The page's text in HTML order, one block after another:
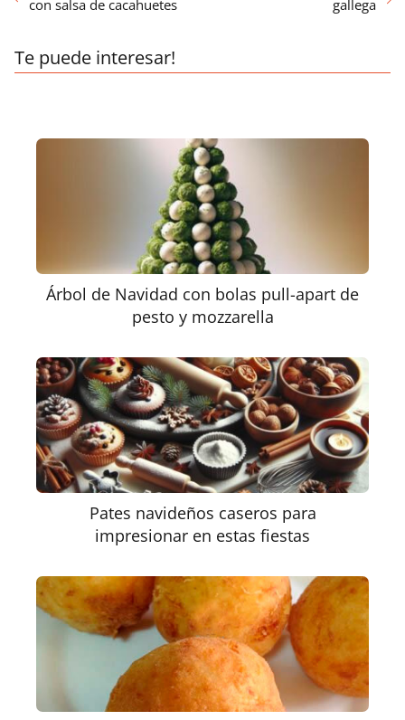
con salsa de cacahuetes gallega
Te puede interesar!
Árbol de Navidad con bolas pull-apart de
pesto y mozzarella
Pates navideños caseros para
impresionar en estas fiestas